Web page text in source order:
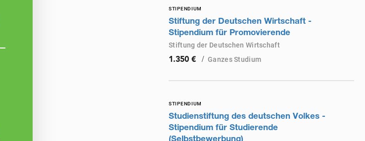
STIPENDIUM
Stiftung der Deutschen Wirtschaft -
Stipendium für Promovierende
Stiftung der Deutschen Wirtschaft
1.350 €
/ Ganzes Studium
STIPENDIUM
Studienstiftung des deutschen Volkes -
Stipendium für Studierende